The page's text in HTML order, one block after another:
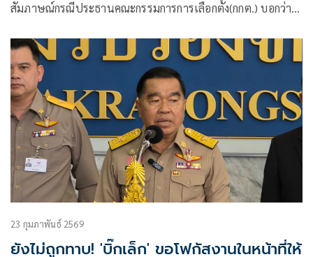
สัมภาษณ์กรณีประธานคณะกรรมการการเลือกตั้ง(กกต.) บอกว่า
หรอ สาธุ ขอบคุณ” เมื่อถามว่าหลังกกต.รับรองแล้วได้วางไทม์
ไลน์ไปจนถึงการตั้งคณะรัฐมนตรี (ครม.)
23 กุมภาพันธ์ 2569
ยังไม่ถูกทาบ! 'บิ๊กเล็ก' ขอโฟกัสงานในหน้าที่ให้